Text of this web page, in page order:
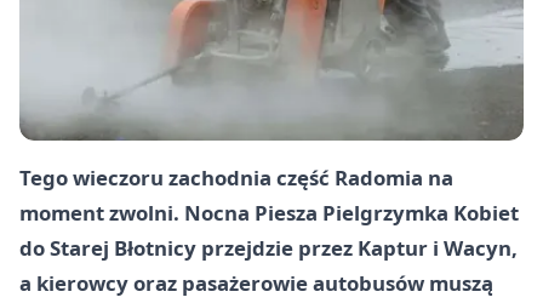
Tego wieczoru zachodnia część Radomia na
moment zwolni. Nocna Piesza Pielgrzymka Kobiet
do Starej Błotnicy przejdzie przez Kaptur i Wacyn,
a kierowcy oraz pasażerowie autobusów muszą